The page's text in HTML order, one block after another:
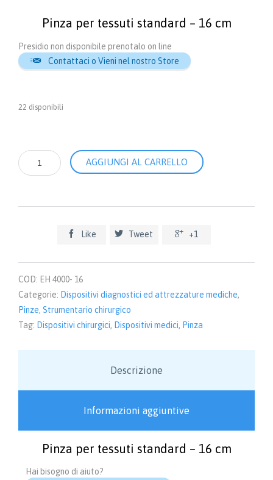
Pinza per tessuti standard – 16 cm
Presidio non disponibile prenotalo on line
 Contattaci o Vieni nel nostro Store
22 disponibili
Pinza
per
-
AGGIUNGI AL CARRELLO
 Like  Tweet  +1
COD: EH 4000- 16
Categorie: Dispositivi diagnostici ed attrezzature mediche,
Pinze, Strumentario chirurgico
Tag: Dispositivi chirurgici, Dispositivi medici, Pinza
Descrizione
Informazioni aggiuntive
Pinza per tessuti standard – 16 cm
Hai bisogno di aiuto?